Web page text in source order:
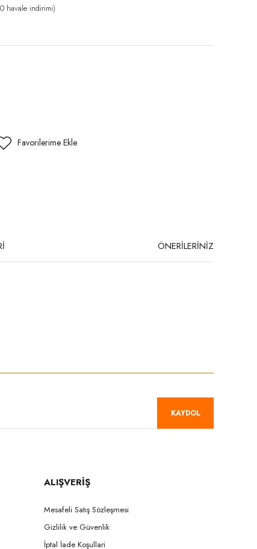
havale indirimi)
ÖNERİLERİNİZ
KAYDOL
ALIŞVERİŞ
Mesafeli Satış Sözleşmesi
Gizlilik ve Güvenlik
İptal İade Koşullari